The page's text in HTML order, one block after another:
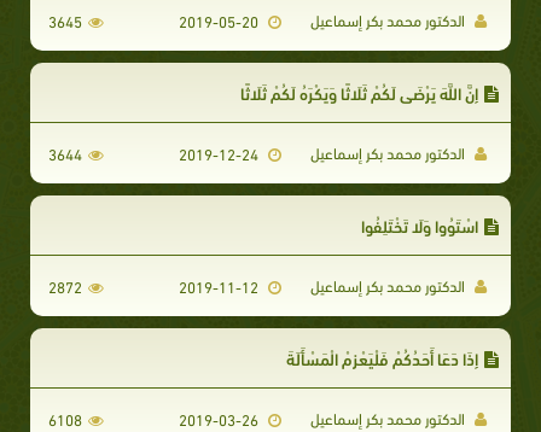
الدكتور محمد بكر إسماعيل 3645
إِنَّ اللَّهَ يَرْضَى لَكُمْ ثَلَاثًا وَيَكْرَهُ لَكُمْ ثَلَاثًا
الدكتور محمد بكر إسماعيل 3644
اسْتَوُوا وَلَا تَخْتَلِفُوا
الدكتور محمد بكر إسماعيل 2872
إِذَا دَعَا أَحَدُكُمْ فَلْيَعْزِمْ الْمَسْأَلَةَ
الدكتور محمد بكر إسماعيل 6108